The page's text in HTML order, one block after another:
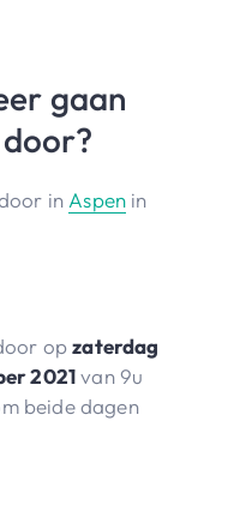
gaan
inAspen in
opzaterdag
2021van 9u
beide dagen